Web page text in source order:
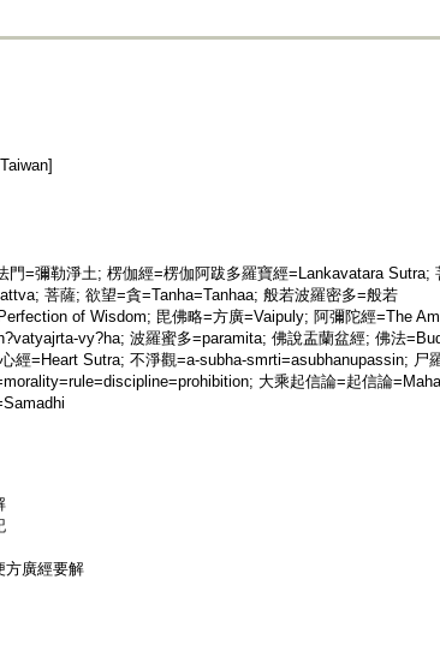
門=彌勒淨土; 楞伽經=楞伽阿跋多羅寶經=Lankavatara Sutra;
菩薩; 欲望=貪=Tanha=Tanhaa; 般若波羅密多=般若
of Wisdom; 毘佛略=方廣=Vaipuly; 阿彌陀經=The
vy?ha; 波羅蜜多=paramita; 佛說盂蘭盆經; 佛法
經=Heart Sutra; 不淨觀=a-subha-smrti=asubhanupassin; 尸
大乘起信論=起信論
方廣經要解